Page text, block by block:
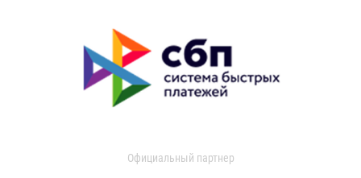
Официальный партнер